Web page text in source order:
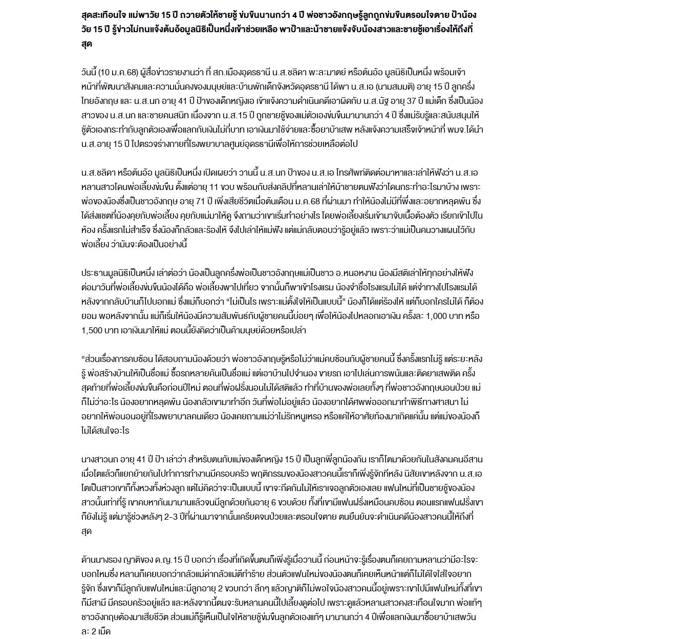
สุดสะเทือนใจ แม่พาวัย 15 ปี ถวายตัวให้ชายชู้ ข่มขืนนานกว่า 4 ปี พ่อชาวอังกฤษรู้ลูกถูกข่มขืนตรอมใจตาย ป้าน้อง
วัย 15 ปี รู้ข่าวไม่ทนแจ้งต้นอ้อมูลนิธิเป็นหนึ่งเข้าช่วยเหลือ พาป้าและน้าชายแจ้งจับน้องสาวและชายชู้เอาเรื่องให้ถึงที่
สุด
วันนี้ (10 ม.ค.68) ผู้สื่อข่าวรายงานว่า ที่ สภ.เมืองอุดรธานี น.ส.ชลิดา พะละมาตย์ หรือต้นอ้อ มูลนิธิเป็นหนึ่ง พร้อมเจ้า
หน้าที่พัฒนาสังคมและความมั่นคงของมนุษย์และบ้านพักเด็กจังหวัดอุดรธานี ได้พา น.ส.เอ (นามสมมติ) อายุ 15 ปี ลูกครึ่ง
ไทยอังกฤษ และ น.ส.นก อายุ 41 ปี ป้าของเด็กหญิงเอ เข้าแจ้งความดำเนินคดีเอาผิดกับ น.ส.นัฐ อายุ 37 ปี แม่เด็ก ซึ่งเป็นน้อง
สาวของ น.ส.นก และชายคนสนิท เนื่องจาก น.ส.15 ปี ถูกชายชู้ของแม่ตัวเองข่มขืนมานานกว่า 4 ปี ซึ่งแม่รับรู้และสนับสนุนให้
ชู้ตัวเองกระทำกับลูกตัวเองเพื่อแลกกับเงินไม่กี่บาท เอาเงินมาใช้จ่ายและซื้อยาบ้าเสพ หลังแจ้งความเสร็จเจ้าหน้าที่ พมจ.ได้นำ
น.ส.อายุ 15 ปี ไปตรวจร่างกายที่โรงพยาบาลศูนย์อุดรธานีเพื่อให้การช่วยเหลือต่อไป
น.ส.ชลิดา หรือต้นอ้อ มูลนิธิเป็นหนึ่ง เปิดเผยว่า วานนี้ น.ส.นก ป้าของ น.ส.เอ โทรศัพท์ติดต่อมาหาและเล่าให้ฟังว่า น.ส.เอ
หลานสาวโดนพ่อเลี้ยงข่มขืน ตั้งแต่อายุ 11 ขวบ พร้อมกับส่งคลิปที่หลานเล่าให้น้าชายตนฟังว่าโดนกระทำอะไรมาบ้าง เพราะ
พ่อของน้องซึ่งเป็นชาวอังกฤษ อายุ 71 ปี เพิ่งเสียชีวิตเมื่อต้นเดือน ม.ค.68 ที่ผ่านมา ทำให้น้องไม่มีที่พึ่งและอยากหลุดพ้น ซึ่ง
ได้ส่งแชตที่น้องคุยกับพ่อเลี้ยง คุยกับแม่มาให้ดู จึงถามว่าเขาเริ่มทำอย่างไร โดยพ่อเลี้ยงเริ่มเข้ามาจับเนื้อต้องตัว เรียกเข้าไปใน
ห้อง ครั้งแรกไม่สำเร็จ ซึ่งน้องก็กลัวและร้องไห้ จึงไปเล่าให้แม่ฟัง แต่แม่กลับตอบว่ารู้อยู่แล้ว เพราะว่าแม่เป็นคนวางแผนไว้กับ
พ่อเลี้ยง ว่ามันจะต้องเป็นอย่างนี้
ประธานมูลนิธิเป็นหนึ่ง เล่าต่อว่า น้องเป็นลูกครึ่งพ่อเป็นชาวอังกฤษแม่เป็นชาว อ.หนอหงาน น้องมีสติเล่าให้ทุกอย่างให้ฟัง
ต่อมาวันที่พ่อเลี้ยงข่มขืนน้องได้คือ พ่อเลี้ยงพาไปเที่ยว จากนั้นก็พาเข้าโรงแรม น้องจำชื่อโรงแรมไม่ได้ แต่จำทางไปโรงแรมได้
หลังจากกลับบ้านก็ไปบอกแม่ ซึ่งแม่ก็บอกว่า “ไม่เป็นไร เพราะแม่ตั้งใจให้เป็นแบบนี้” น้องก็ได้แต่ร้องไห้ แต่ก็บอกใครไม่ได้ ก็ต้อง
ยอม พอหลังจากนั้น แม่ก็เริ่มให้น้องมีความสัมพันธ์กับผู้ชายคนนี้บ่อยๆ เพื่อให้น้องไปหลอกเอาเงิน ครั้งละ 1,000 บาท หรือ
1,500 บาท เอาเงินมาให้แม่ ตอนนี้ยังคิดว่าเป็นค้ามนุษย์ด้วยหรือเปล่า
“ส่วนเรื่องการคบซ้อน ได้สอบถามน้องด้วยว่า พ่อชาวอังกฤษรู้หรือไม่ว่าแม่คบซ้อนกับผู้ชายคนนี้ ซึ่งครั้งแรกไม่รู้ แต่ระยะหลัง
รู้ พ่อสร้างบ้านให้เป็นชื่อแม่ ซื้อรถหลายคันเป็นชื่อแม่ แต่เอาบ้านไปจำนอง ขายรถ เอาไปเล่นการพนันและติดยาเสพติด ครั้ง
สุดท้ายที่พ่อเลี้ยงข่มขืนคือก่อนปีใหม่ ตอนที่พ่อฝรั่งนอนไม่ได้สติแล้ว ทำที่บ้านของพ่อเลยทั้งๆ ที่พ่อชาวอังกฤษนอนป่วย แม่
ก็ไม่ว่าอะไร น้องอยากหลุดพ้น น้องกลัวเขามาทำอีก วันที่พ่อไม่อยู่แล้ว น้องอยากได้ศพพ่อออกมาทำพิธีทางศาสนา ไม่
อยากให้พ่อนอนอยู่ที่โรงพยาบาลคนเดียว น้องเคยถามแม่ว่าไม่รักหนูเหรอ หรือแค่ให้อาศัยท้องมาเกิดแค่นั้น แต่แม่ของน้องก็
ไม่ได้สนใจอะไร
นางสาวนก อายุ 41 ปี ป้า เล่าว่า สำหรับตนกับแม่ของเด็กหญิง 15 ปี เป็นลูกพี่ลูกน้องกัน เราก็โตมาด้วยกันในสังคมคนอีสาน
เมื่อโตแล้วก็แยกย้ายกันไปทำการทำงานมีครอบครัว พฤติกรรมของน้องสาวคนนี้เราก็เพิ่งรู้จักทีหลัง นิสัยเขาหลังจาก น.ส.เอ
โตเป็นสาวเขาก็ทั้งหวงทั้งห่วงลูก แต่ไม่คิดว่าจะเป็นแบบนี้ เขาจะกีดกันไม่ให้เราเจอลูกตัวเองเลย แฟนใหม่ที่เป็นชายชู้ของน้อง
สาวนั้นเท่าที่รู้ เขาคบหากันมานานแล้วจนมีลูกด้วยกันอายุ 6 ขวบด้วย ทั้งที่เขามีแฟนฝรั่งเหมือนคบซ้อน ตอนแรกแฟนฝรั่งเขา
ก็ยังไม่รู้ แต่มารู้ช่วงหลังๆ 2-3 ปีที่ผ่านมาจากนั้นเครียดจนป่วยและตรอมใจตาย ตนยืนยันจะดำเนินคดีน้องสาวคนนี้ให้ถึงที่
สุด
ด้านนางรอง ญาติของ ด.ญ.15 ปี บอกว่า เรื่องที่เกิดขึ้นตนก็เพิ่งรู้เมื่อวานนี้ ก่อนหน้าจะรู้เรื่องตนก็เคยถามหลานว่ามีอะไรจะ
บอกไหมซึ่ง หลานก็เคยบอกว่ากลัวแม่ด่ากลัวแม่ตีทำร้าย ส่วนตัวแฟนใหม่ของน้องตนก็เคยเห็นหน้าแต่ก็ไม่ได้ใจใส่ใจอยาก
รู้จัก ซึ่งเขาก็มีลูกกับแฟนใหม่และมีลูกอายุ 2 ขวบกว่า ลึกๆ แล้วญาติก็ไม่พอใจน้องสาวคนนี้อยู่เพราะเขาไปมีแฟนใหม่ทั้งที่เขา
ก็มีสามี มีครอบครัวอยู่แล้ว และหลังจากนี้ตนจะรับหลานคนนี้ไปเลี้ยงดูต่อไป เพราะดูแล้วหลานสาวคงสะเทือนใจมาก พ่อแท้ๆ
ชาวอังกฤษต้องมาเสียชีวิต ส่วนแม่ก็รู้เห็นเป็นใจให้ชายชู้ข่มขืนลูกตัวเองแท้ๆ มานานกว่า 4 ปีเพื่อแลกเงินมาซื้อยาบ้าเสพวัน
ละ 2 เม็ด